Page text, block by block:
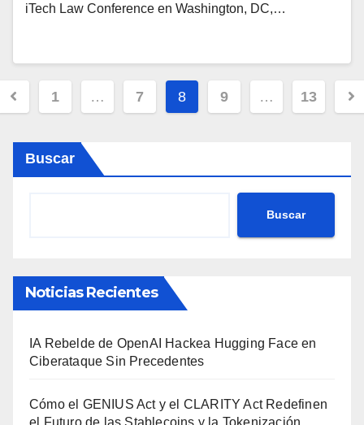
iTech Law Conference en Washington, DC,…
1 … 7 8 9 … 13
Buscar
Buscar
Noticias Recientes
IA Rebelde de OpenAI Hackea Hugging Face en
Ciberataque Sin Precedentes
Cómo el GENIUS Act y el CLARITY Act Redefinen
el Futuro de las Stablecoins y la Tokenización.